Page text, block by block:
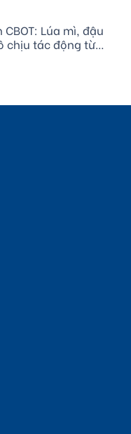
Lúa mì, đậu
chịu tác động từ